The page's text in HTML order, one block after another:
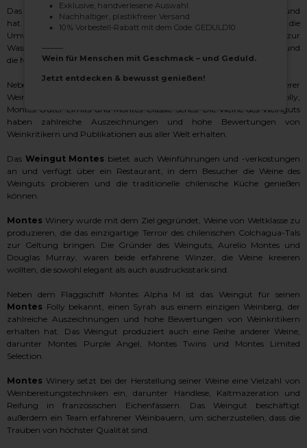
Das WeingutMontes setzt sich für einen nachhaltigen Weinbau ein und
hat verschiedene Praktiken eingeführt, um die Auswirkungen auf die
Umwelt zu verringern, wie z. B. die Tropfbewässerung zur
Wassereinsparung, die Kompostierung von Abfällen aus der Kellerei und
die Nutzung erneuerbarer Energiequellen.
Neben dem
stellt das Weingut eine Reihe weiterer
Weine her, darunter Montes Alpha Cabernet Sauvignon, Montes Folly,
Montes Outer Limits und Montes Classic Series. Die Weine des Weinguts
haben zahlreiche Auszeichnungen und hohe Bewertungen von
Weinkritikern und Publikationen aus aller Welt erhalten.
Das Weingut Montes bietet auch Weinführungen und -verkostungen
an und verfügt über ein Restaurant, in dem Besucher die Weine des
Weinguts probieren und die traditionelle chilenische Küche genießen
können.
Montes Winery wurde mit dem Ziel gegründet, Weine von Weltklasse zu
produzieren, die das einzigartige Terroir des chilenischen Colchagua-Tals
zur Geltung bringen. Die Gründer des Weinguts, Aurelio Montes und
Douglas Murray, waren beide erfahrene Winzer, die Weine kreieren
wollten, die sowohl elegant als auch ausdrucksstark sind.
Neben dem Flaggschiff Montes Alpha M ist das Weingut für seinen
Montes Folly bekannt, einen Syrah aus einem einzigen Weinberg, der
zahlreiche Auszeichnungen und hohe Bewertungen von Weinkritikern
erhalten hat. Das Weingut produziert auch eine Reihe anderer Weine,
darunter Montes Purple Angel, Montes Twins und Montes Limited
Selection.
Montes Winery setzt bei der Herstellung seiner Weine eine Vielzahl von
Weinbereitungstechniken ein, darunter Handlese, Kaltmazeration und
Reifung in französischen Eichenfässern. Das Weingut beschäftigt
außerdem ein Team erfahrener Weinbauern, um sicherzustellen, dass die
Trauben von höchster Qualität sind.
Exklusive, handverlesene Auswahl
Nachhaltiger, plastikfreier Versand
10 % Vorbestell-Rabatt mit dem Code: GEDULD10
⸻
Wein für Menschen mit Geschmack – und Geduld.
Jetzt entdecken & bewusst genießen!